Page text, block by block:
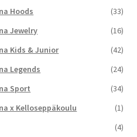
Hoods
(33)
Jewelry
(16)
Kids & Junior
(42)
Legends
(24)
Sport
(34)
x Kelloseppäkoulu
(1)
(4)